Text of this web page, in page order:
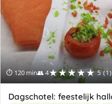
⏱ 120 min👥 4★★★★★ 5 (1)
Dagschotel: feestelijk